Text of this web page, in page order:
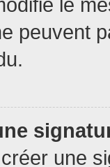
peuvent
une